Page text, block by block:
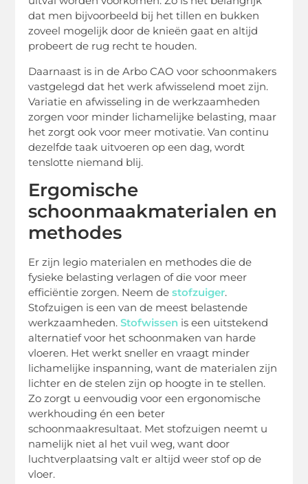
dat men bijvoorbeeld bij het tillen en bukken
zoveel mogelijk door de knieën gaat en altijd
probeert de rug recht te houden.
Daarnaast is in de Arbo CAO voor schoonmakers
vastgelegd dat het werk afwisselend moet zijn.
Variatie en afwisseling in de werkzaamheden
zorgen voor minder lichamelijke belasting, maar
het zorgt ook voor meer motivatie. Van continu
dezelfde taak uitvoeren op een dag, wordt
tenslotte niemand blij.
Ergomische
schoonmaakmaterialen en
methodes
Er zijn legio materialen en methodes die de
fysieke belasting verlagen of die voor meer
efficiëntie zorgen. Neem destofzuiger.
Stofzuigen is een van de meest belastende
werkzaamheden.Stofwissen is een uitstekend
alternatief voor het schoonmaken van harde
vloeren. Het werkt sneller en vraagt minder
lichamelijke inspanning, want de materialen zijn
lichter en de stelen zijn op hoogte in te stellen.
Zo zorgt u eenvoudig voor een ergonomische
werkhouding én een beter
schoonmaakresultaat. Met stofzuigen neemt u
namelijk niet al het vuil weg, want door
luchtverplaatsing valt er altijd weer stof op de
vloer.